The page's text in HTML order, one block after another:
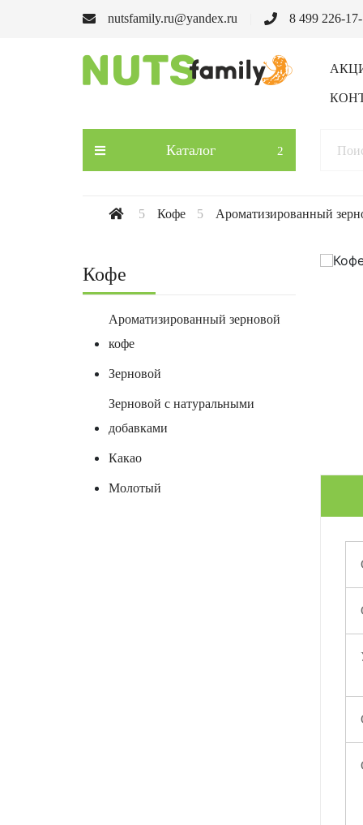
nutsfamily.ru@yandex.ru 8 499 226-
Каталог
Кофе Ароматизированный
Кофе
Ароматизированный зерновой
кофе
Зерновой
Зерновой с натуральными
добавками
Какао
Молотый